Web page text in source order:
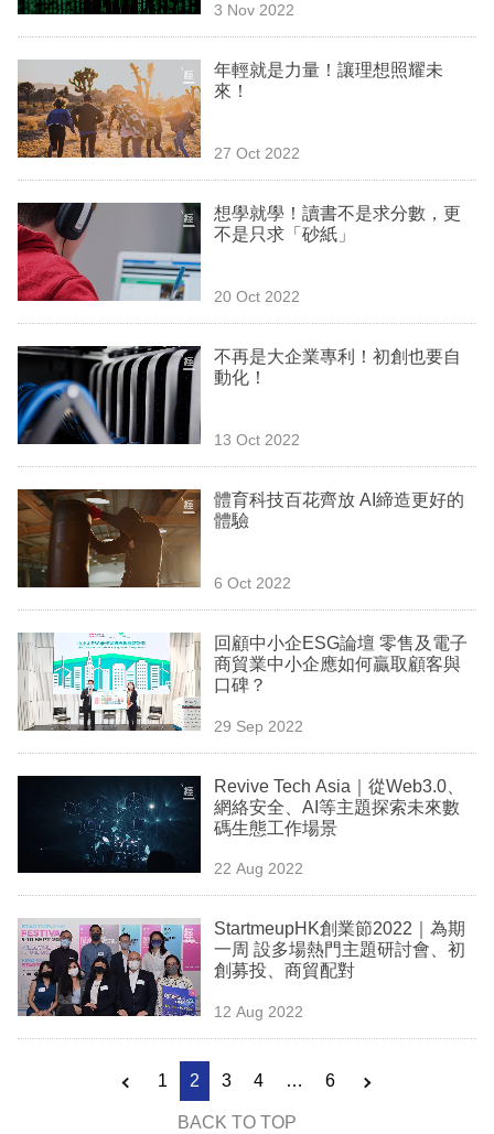
專
區
3 Nov 2022
年輕就是力量！讓理想照耀未
來！
27 Oct 2022
想學就學！讀書不是求分數，更
不是只求「砂紙」
20 Oct 2022
不再是大企業專利！初創也要自
動化！
13 Oct 2022
體育科技百花齊放 AI締造更好的
體驗
6 Oct 2022
回顧中小企ESG論壇 零售及電子
商貿業中小企應如何贏取顧客與
口碑？
29 Sep 2022
Revive Tech Asia｜從Web3.0、
網絡安全、AI等主題探索未來數
碼生態工作場景
22 Aug 2022
StartmeupHK創業節2022｜為期
一周 設多場熱門主題研討會、初
創募投、商貿配對
12 Aug 2022
1 2 3 4 … 6
BACK TO TOP